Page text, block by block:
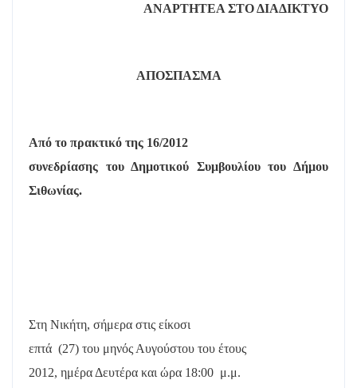
ΑΝΑΡΤΗΤΕΑ ΣΤΟ ΔΙΑΔΙΚΤΥΟ
ΑΠΟΣΠΑΣΜΑ
Από το πρακτικό της 16/2012
συνεδρίασης του Δημοτικού Συμβουλίου του Δήμου
Σιθωνίας.
Στη Νικήτη, σήμερα στις είκοσι
επτά (27) του μηνός Αυγούστου του έτους
2012, ημέρα Δευτέρα και ώρα 18:00 μ.μ.